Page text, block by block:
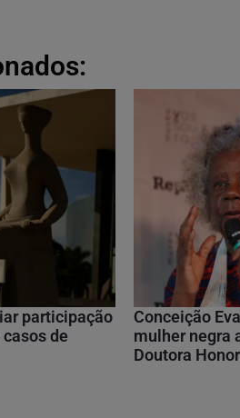
participação
de
Conceição
mulher negra
Doutora